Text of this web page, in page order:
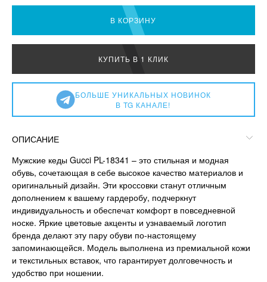
В КОРЗИНУ
КУПИТЬ В 1 КЛИК
БОЛЬШЕ УНИКАЛЬНЫХ НОВИНОК
В TG КАНАЛЕ!
ОПИСАНИЕ
Мужские кеды Gucci PL-18341 – это стильная и модная
обувь, сочетающая в себе высокое качество материалов и
оригинальный дизайн. Эти кроссовки станут отличным
дополнением к вашему гардеробу, подчеркнут
индивидуальность и обеспечат комфорт в повседневной
носке. Яркие цветовые акценты и узнаваемый логотип
бренда делают эту пару обуви по-настоящему
запоминающейся. Модель выполнена из премиальной кожи
и текстильных вставок, что гарантирует долговечность и
удобство при ношении.